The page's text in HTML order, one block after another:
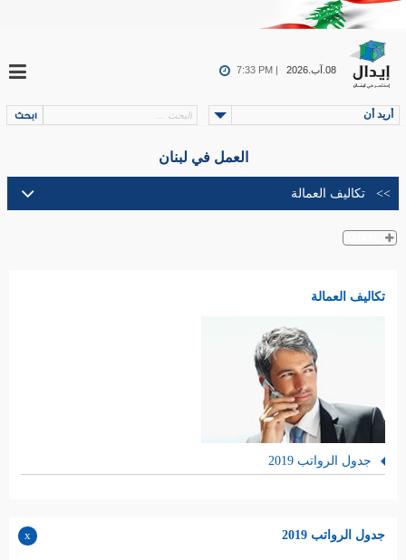
08.آب.2026 7:33 PM |
أريد أن
العمل في لبنان
تكاليف العمالة
جدول الرواتب 2019
جدول الرواتب 2019